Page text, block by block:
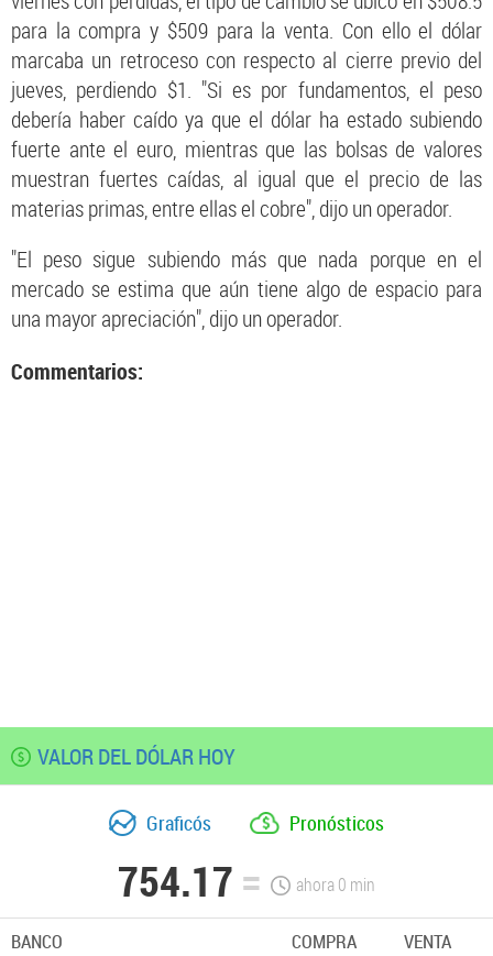
para la compra y $509 para la venta. Con ello el dólar
marcaba un retroceso con respecto al cierre previo del
jueves, perdiendo $1. "Si es por fundamentos, el peso
debería haber caído ya que el dólar ha estado subiendo
fuerte ante el euro, mientras que las bolsas de valores
muestran fuertes caídas, al igual que el precio de las
materias primas, entre ellas el cobre", dijo un operador.
"El peso sigue subiendo más que nada porque en el
mercado se estima que aún tiene algo de espacio para
una mayor apreciación", dijo un operador.
Commentarios:
VALOR DEL DÓLAR HOY
Graficós Pronósticos
754.17 ahora0 min
BANCO COMPRA VENTA